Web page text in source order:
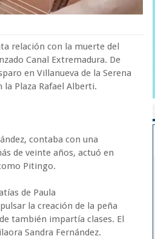
relación con la muerte del
Canal Extremadura. De
en Villanueva de la Serena
la Plaza Rafael Alberti.
contaba con una
de veinte años, actuó en
Pitingo.
de Paula
la creación de la peña
también impartía clases. El
Sandra Fernández.